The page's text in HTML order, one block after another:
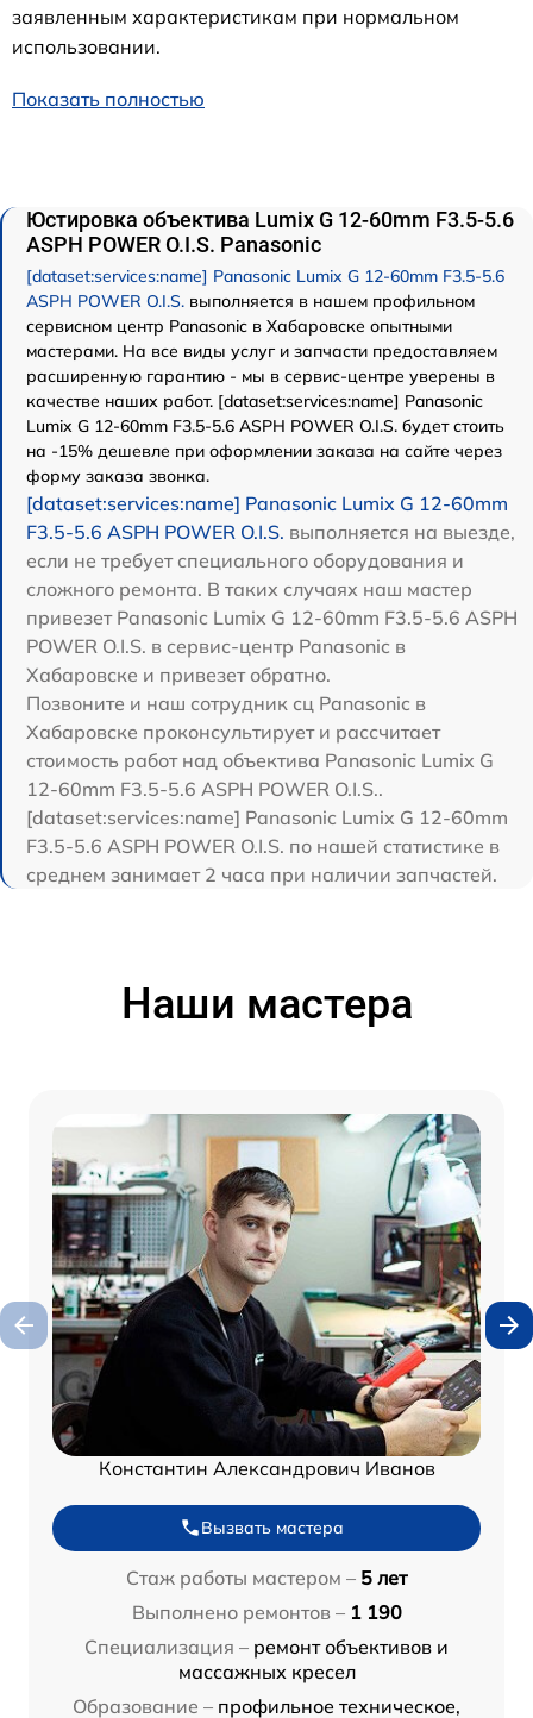
заявленным характеристикам при нормальном
использовании.
Показать полностью
Юстировка объектива Lumix G 12-60mm F3.5-5.6
ASPH POWER O.I.S. Panasonic
[dataset:services:name] Panasonic Lumix G 12-60mm F3.5-5.6
ASPH POWER O.I.S. выполняется в нашем профильном
сервисном центр Panasonic в Хабаровске опытными
мастерами. На все виды услуг и запчасти предоставляем
расширенную гарантию - мы в сервис-центре уверены в
качестве наших работ. [dataset:services:name] Panasonic
Lumix G 12-60mm F3.5-5.6 ASPH POWER O.I.S. будет стоить
на -15% дешевле при оформлении заказа на сайте через
форму заказа звонка.
[dataset:services:name] Panasonic Lumix G 12-60mm
F3.5-5.6 ASPH POWER O.I.S. выполняется на выезде,
если не требует специального оборудования и
сложного ремонта. В таких случаях наш мастер
привезет Panasonic Lumix G 12-60mm F3.5-5.6 ASPH
POWER O.I.S. в сервис-центр Panasonic в
Хабаровске и привезет обратно.
Позвоните и наш сотрудник сц Panasonic в
Хабаровске проконсультирует и рассчитает
стоимость работ над объектива Panasonic Lumix G
12-60mm F3.5-5.6 ASPH POWER O.I.S..
[dataset:services:name] Panasonic Lumix G 12-60mm
F3.5-5.6 ASPH POWER O.I.S. по нашей статистике в
среднем занимает 2 часа при наличии запчастей.
Наши мастера
Константин Александрович Иванов
Вызвать мастера
Стаж работы мастером – 5 лет
Выполнено ремонтов – 1 190
Специализация – ремонт объективов и
массажных кресел
Образование – профильное техническое,